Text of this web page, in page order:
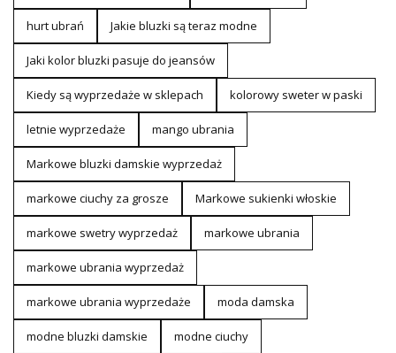
hurt ubrań Jakie bluzki są teraz modne
Jaki kolor bluzki pasuje do jeansów
Kiedy są wyprzedaże w sklepach kolorowy sweter w paski
letnie wyprzedaże mango ubrania
Markowe bluzki damskie wyprzedaż
markowe ciuchy za grosze Markowe sukienki włoskie
markowe swetry wyprzedaż markowe ubrania
markowe ubrania wyprzedaż
markowe ubrania wyprzedaże moda damska
modne bluzki damskie modne ciuchy